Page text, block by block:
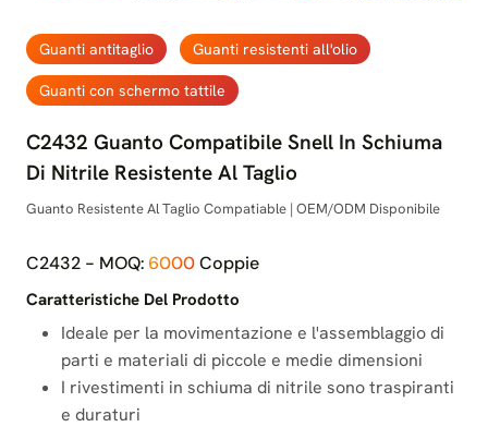
Guanti antitaglio Guanti resistenti all'olio
Guanti con schermo tattile
C2432 Guanto Compatibile Snell In Schiuma
Di Nitrile Resistente Al Taglio
Guanto Resistente Al Taglio Compatiable | OEM/ODM Disponibile
C2432 - MOQ:6000Coppie
Caratteristiche Del Prodotto
Ideale per la movimentazione e l'assemblaggio di
parti e materiali di piccole e medie dimensioni
I rivestimenti in schiuma di nitrile sono traspiranti
e duraturi